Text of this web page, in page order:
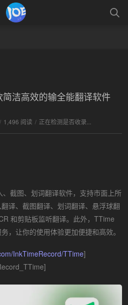
洁高效的输全能翻译软件
/ 1,496 阅读 / 正在检测是否收录...
截图、划词翻译软件，支持市面上所
译、截图翻译、划词翻译、悬浮球翻
和剪贴板监听翻译。此外，TTime
，让你的使用体验更加便捷和高效。
InkTimeRecord/TTime]